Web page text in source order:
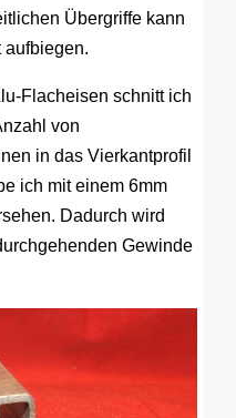
Übergriffe kann
aufbiegen.
Flacheisen schnitt ich
von
in das Vierkantprofil
ich mit einem 6mm
Dadurch wird
Gewinde